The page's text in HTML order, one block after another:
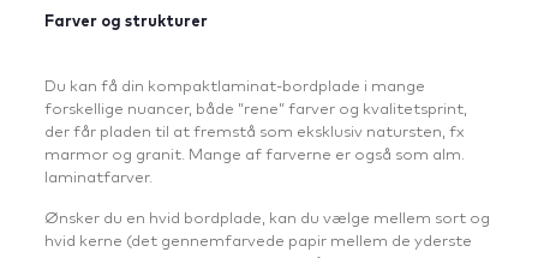
Farver og strukturer
Du kan få din kompaktlaminat-bordplade i mange
forskellige nuancer, både ”rene” farver og kvalitetsprint,
der får pladen til at fremstå som eksklusiv natursten, fx
marmor og granit. Mange af farverne er også som alm.
laminatfarver.
Ønsker du en hvid bordplade, kan du vælge mellem sort og
hvid kerne (det gennemfarvede papir mellem de yderste